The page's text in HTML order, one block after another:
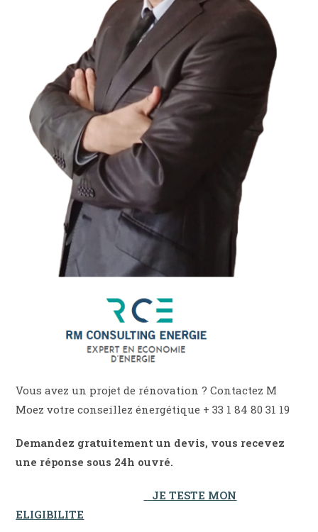
Vous avez un projet de rénovation ? Contactez M
Moez votre conseillez énergétique + 33 1 84 80 31 19
Demandez gratuitement un devis, vous recevez
une réponse sous 24h ouvré.
JE TESTE MON
ELIGIBILITE